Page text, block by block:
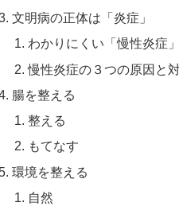
文明病の正体は「炎症」
わかりにくい「慢性炎症
慢性炎症の３つの原因と
腸を整える
整える
もてなす
環境を整える
自然